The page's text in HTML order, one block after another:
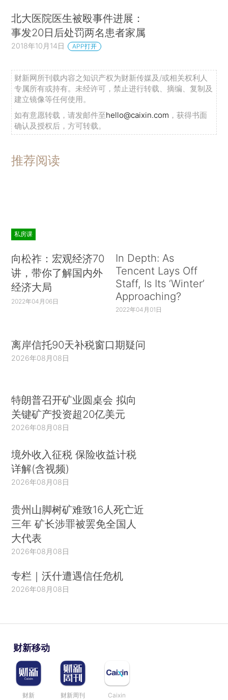
北大医院医生被殴事件进展：
事发20日后处罚两名患者家属
2018年10月14日 APP打开
财新网所刊载内容之知识产权为财新传媒及/或相关权利人
专属所有或持有。未经许可，禁止进行转载、摘编、复制及
建立镜像等任何使用。
如有意愿转载，请发邮件至hello@caixin.com ，获得书面
确认及授权后，方可转载。
推荐阅读
私房课
向松祚：宏观经济70
讲，带你了解国内外
经济大局
2022年04月06日
In Depth: As
Tencent Lays Off
Staff, Is Its ‘Winter’
Approaching?
2022年04月01日
离岸信托90天补税窗口期疑问
2026年08月08日
特朗普召开矿业圆桌会 拟向
关键矿产投资超20亿美元
2026年08月08日
境外收入征税 保险收益计税
详解(含视频)
2026年08月08日
贵州山脚树矿难致16人死亡近
三年 矿长涉罪被罢免全国人
大代表
2026年08月08日
专栏｜沃什遭遇信任危机
2026年08月08日
财新移动
财新 财新周刊 Caixin